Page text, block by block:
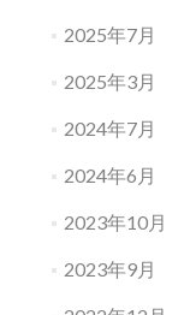
2025年7月
2025年3月
2024年7月
2024年6月
2023年10月
2023年9月